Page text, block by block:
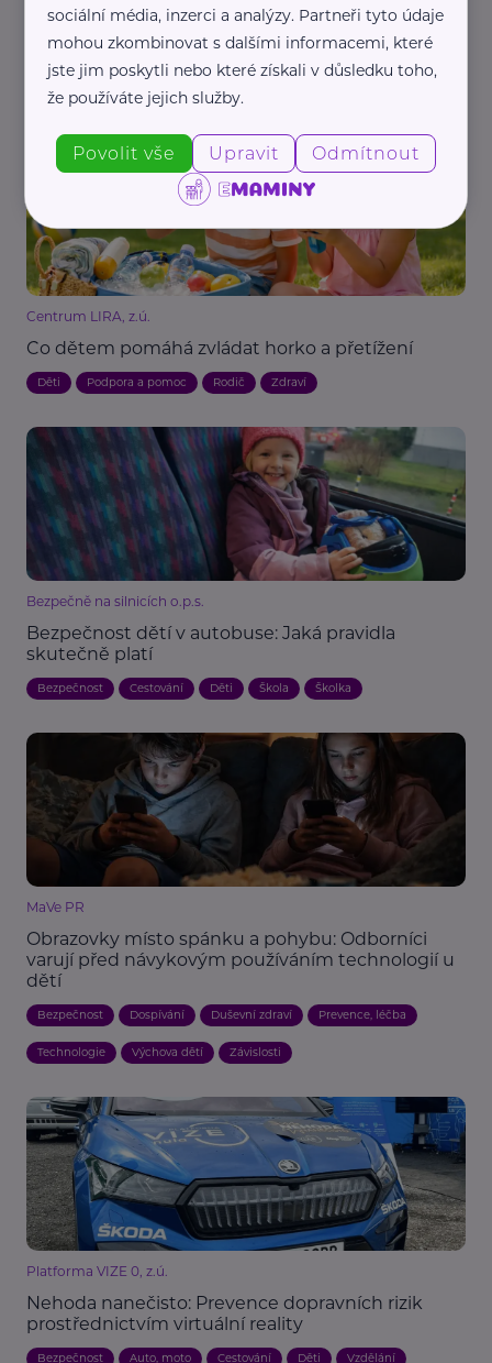
Bezpečně na silnicích o.p.s.
Největší riziko pro děti v dopravě? Vedle bouraček
také parkoviště a couvání
Auto, moto Bezpečnost Cestování
Centrum LIRA, z.ú.
Co dětem pomáhá zvládat horko a přetížení
Děti Podpora a pomoc Rodič Zdraví
Bezpečně na silnicích o.p.s.
Bezpečnost dětí v autobuse: Jaká pravidla
skutečně platí
Bezpečnost Cestování Děti Škola Školka
MaVe PR
Obrazovky místo spánku a pohybu: Odborníci
varují před návykovým používáním technologií u
dětí
Bezpečnost Dospívání Duševní zdraví Prevence, léčba
Technologie Výchova dětí Závislosti
Platforma VIZE 0, z.ú.
Nehoda nanečisto: Prevence dopravních rizik
prostřednictvím virtuální reality
Bezpečnost Auto, moto Cestování Děti Vzdělání
sociální média, inzerci a analýzy. Partneři tyto údaje
mohou zkombinovat s dalšími informacemi, které
jste jim poskytli nebo které získali v důsledku toho,
že používáte jejich služby.
Povolit vše Upravit Odmítnout